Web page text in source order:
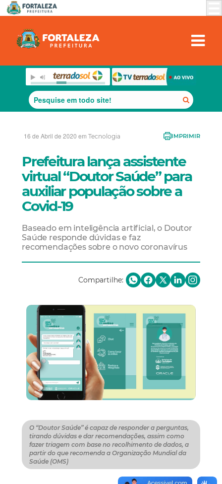
16 de Abril de 2020 em Tecnologia IMPRIMIR
Prefeitura lança assistente
virtual “Doutor Saúde” para
auxiliar população sobre a
Covid-19
Baseado em inteligência artificial, o Doutor
Saúde responde dúvidas e faz
recomendações sobre o novo coronavírus
Compartilhe:
O “Doutor Saúde” é capaz de responder a perguntas,
tirando dúvidas e dar recomendações, assim como
fazer triagem com base no recolhimento de dados, a
partir do que recomenda a Organização Mundial da
Saúde (OMS)